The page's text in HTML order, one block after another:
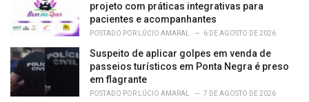
projeto com práticas integrativas para
pacientes e acompanhantes
POSTADO POR LÚCIO AMARAL 6 DE AGOSTO DE 2026
Suspeito de aplicar golpes em venda de
passeios turísticos em Ponta Negra é preso
em flagrante
POSTADO POR LÚCIO AMARAL 7 DE AGOSTO DE 2026